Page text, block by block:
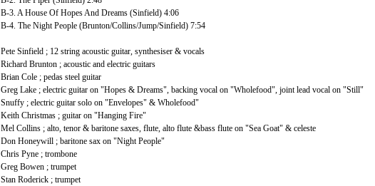
B-3. A House Of Hopes And Dreams (Sinfield) 4:06
B-4. The Night People (Brunton/Collins/Jump/Sinfield) 7:54
Pete Sinfield ; 12 string acoustic guitar, synthesiser & vocals
Richard Brunton ; acoustic and electric guitars
Brian Cole ; pedas steel guitar
Greg Lake ; electric guitar on "Hopes & Dreams", backing vocal on "Wholefood", joint lead vocal on "Still"
Snuffy ; electric guitar solo on "Envelopes" & Wholefood"
Keith Christmas ; guitar on "Hanging Fire"
Mel Collins ; alto, tenor & baritone saxes, flute, alto flute &bass flute on "Sea Goat" & celeste
Don Honeywill ; baritone sax on "Night People"
Chris Pyne ; trombone
Greg Bowen ; trumpet
Stan Roderick ; trumpet